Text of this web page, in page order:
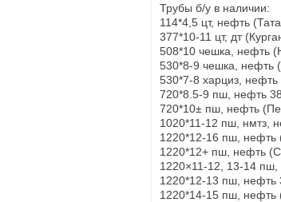
Трубы б/у в наличии:
114*4,5 цт, нефть
377*10-11 цт, дт
508*10 чешка, нефть
530*8-9 чешка, нефть
530*7-8 харциз,
720*8.5-9 пш, нефть
720*10± пш, нефть
1020*11-12 пш, нмтз,
1220*12-16 пш, нефть
1220*12+ пш, нефть
1220×11-12, 13-14 пш,
1220*12-13 пш, нефть
1220*14-15 пш,